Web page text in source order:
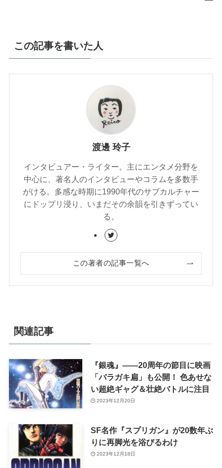
この記事を書いた人
渡邊 玲子
インタビュアー・ライター。主にエンタメ分野を
中心に、著名人のインタビューやコラムを多数手
がける。多感な時期に1990年代のサブカルチャー
にドップリ浸り、いまだその余韻を引きずってい
る。
この著者の記事一覧へ
関連記事
『銀魂』――20周年の節目に映画
「バラガキ扁」も公開！ 色あせな
い超絶ギャグ＆壮絶バトルに注目
2023年12月20日
SF名作『スプリガン』が20数年ぶ
りに再脚光を浴びるわけ
2023年12月18日